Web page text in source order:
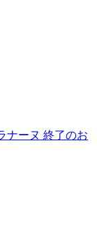
ナーヌ 終了のお